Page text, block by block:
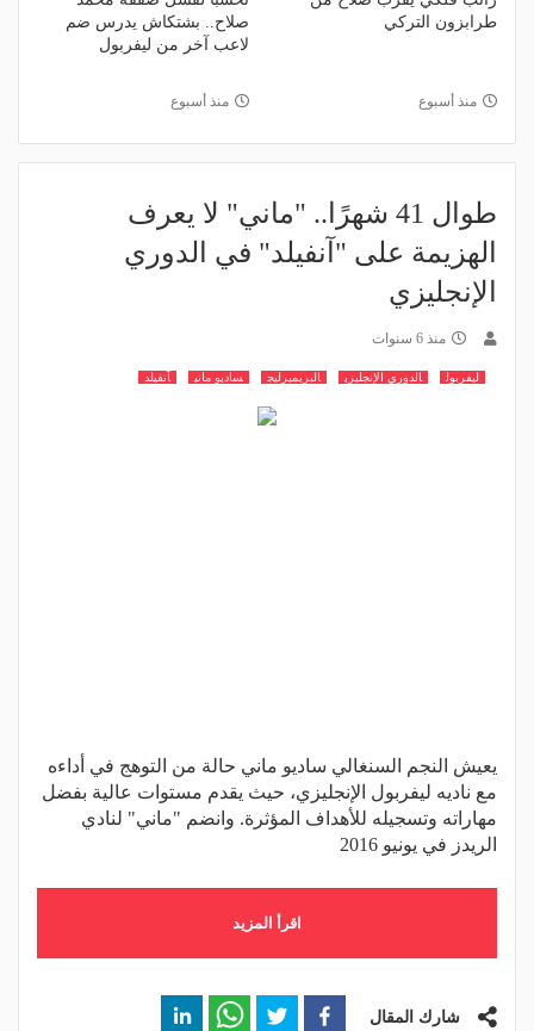
طرابزون التركي
منذ أسبوع
صلاح.. بشتكاش يدرس ضم
لاعب آخر من ليفربول
منذ أسبوع
طوال 41 شهرًا.. "ماني" لا يعرف
الهزيمة على "آنفيلد" في الدوري
الإنجليزي
منذ 6 سنوات
ليفربول الدوري الإنجليزي البريميرليج ساديو ماني آنفيلد
يعيش النجم السنغالي ساديو ماني حالة من التوهج في أداءه
مع ناديه ليفربول الإنجليزي، حيث يقدم مستوات عالية بفضل
مهاراته وتسجيله للأهداف المؤثرة. وانضم "ماني" لنادي
الريدز في يونيو 2016
اقرأ المزيد
شارك المقال